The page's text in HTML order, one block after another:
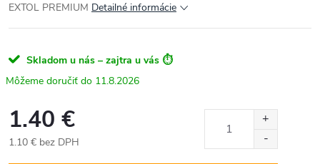
EXTOL PREMIUM Detailné informácie
Skladom u nás – zajtra u vás ⏱️
11.8.2026
1.40 €
1.10 € bez DPH